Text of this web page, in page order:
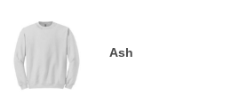
Ash